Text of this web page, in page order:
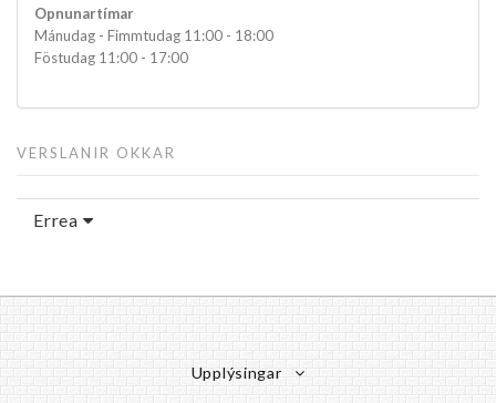
Opnunartímar
Mánudag - Fimmtudag 11:00 - 18:00
Föstudag 11:00 - 17:00
VERSLANIR OKKAR
Errea
Upplýsingar